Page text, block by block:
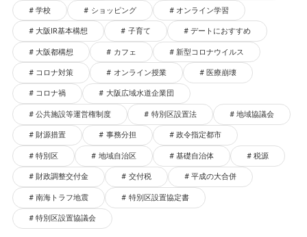
学校 ショッピング オンライン学習
大阪IR基本構想 子育て デートにおすすめ
大阪都構想 カフェ 新型コロナウイルス
コロナ対策 オンライン授業 医療崩壊
コロナ禍 大阪広域水道企業団
公共施設等運営権制度 特別区設置法 地域協議会
財源措置 事務分担 政令指定都市
特別区 地域自治区 基礎自治体 税源
財政調整交付金 交付税 平成の大合併
南海トラフ地震 特別区設置協定書
特別区設置協議会